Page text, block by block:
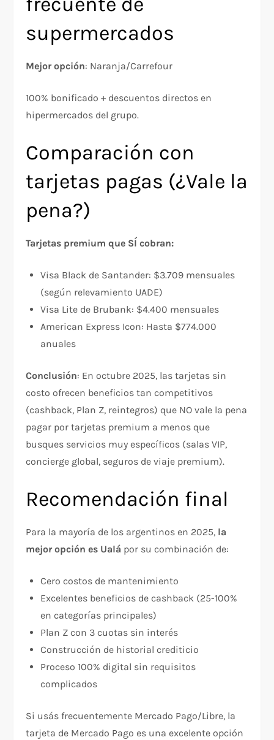
supermercados
Mejor opción: Naranja/Carrefour
100% bonificado + descuentos directos en
hipermercados del grupo.​
Comparación con
tarjetas pagas (¿Vale la
pena?)
Tarjetas premium que SÍ cobran:
Visa Black de Santander: $3.709 mensuales
(según relevamiento UADE)​
Visa Lite de Brubank: $4.400 mensuales​
American Express Icon: Hasta $774.000
anuales​
Conclusión: En octubre 2025, las tarjetas sin
costo ofrecen beneficios tan competitivos
(cashback, Plan Z, reintegros) que NO vale la pena
pagar por tarjetas premium a menos que
busques servicios muy específicos (salas VIP,
concierge global, seguros de viaje premium).​​
Recomendación final
Para la mayoría de los argentinos en 2025, la
mejor opción es Ualá por su combinación de:
Cero costos de mantenimiento
Excelentes beneficios de cashback (25-100%
en categorías principales)
Plan Z con 3 cuotas sin interés
Construcción de historial crediticio
Proceso 100% digital sin requisitos
complicados​
Si usás frecuentemente Mercado Pago/Libre, la
tarjeta de Mercado Pago es una excelente opción